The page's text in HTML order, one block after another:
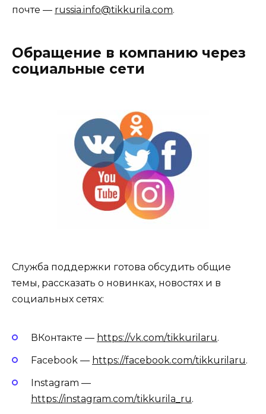
почте — russia.info@tikkurila.com.
Обращение в компанию через
социальные сети
Служба поддержки готова обсудить общие
темы, рассказать о новинках, новостях и в
социальных сетях:
ВКонтакте — https://vk.com/tikkurilaru.
Facebook — https://facebook.com/tikkurilaru.
Instagram —
https://instagram.com/tikkurila_ru.